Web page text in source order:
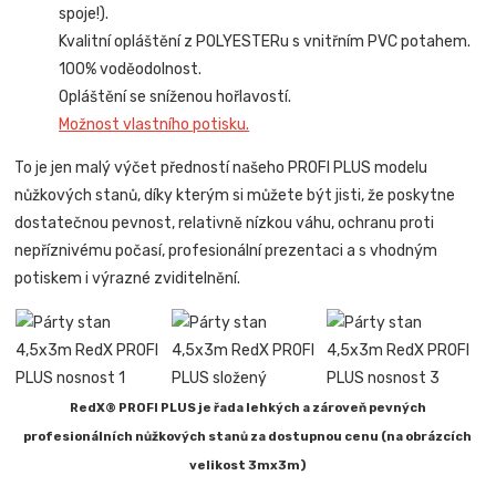
spoje!).
Kvalitní opláštění z POLYESTERu s vnitřním PVC potahem.
100% voděodolnost.
Opláštění se sníženou hořlavostí.
Možnost vlastního potisku.
To je jen malý výčet předností našeho PROFI PLUS modelu
nůžkových stanů, díky kterým si můžete být jisti, že poskytne
dostatečnou pevnost, relativně nízkou váhu, ochranu proti
nepříznivému počasí, profesionální prezentaci a s vhodným
potiskem i výrazné zviditelnění.
RedX® PROFI PLUS je řada lehkých a zároveň pevných
profesionálních nůžkových stanů za dostupnou cenu (na obrázcích
velikost 3mx3m)